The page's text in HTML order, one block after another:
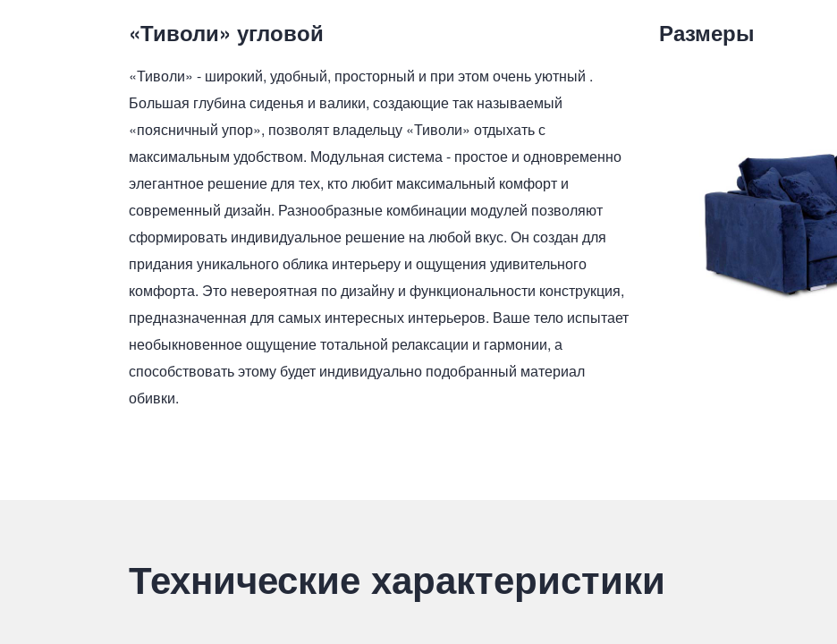
«Тиволи» угловой
«Тиволи» - широкий, удобный, просторный и при этом очень уютный .
Большая глубина сиденья и валики, создающие так называемый
«поясничный упор», позволят владельцу «Тиволи» отдыхать с
максимальным удобством. Модульная система - простое и одновременно
элегантное решение для тех, кто любит максимальный комфорт и
современный дизайн. Разнообразные комбинации модулей позволяют
сформировать индивидуальное решение на любой вкус. Он создан для
придания уникального облика интерьеру и ощущения удивительного
комфорта. Это невероятная по дизайну и функциональности конструкция,
предназначенная для самых интересных интерьеров. Ваше тело испытает
необыкновенное ощущение тотальной релаксации и гармонии, а
способствовать этому будет индивидуально подобранный материал
обивки.
Размеры
Технические характеристики